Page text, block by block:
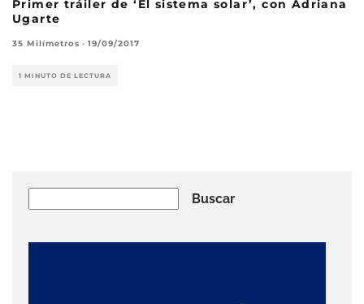
Primer tráiler de ‘El sistema solar’, con Adriana
Ugarte
35 Milímetros · 19/09/2017
1 MINUTO DE LECTURA
Buscar